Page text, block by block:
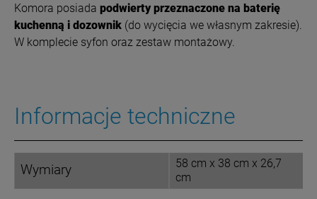
Komora posiada podwierty przeznaczone na baterię
kuchenną i dozownik (do wycięcia we własnym zakresie).
W komplecie syfon oraz zestaw montażowy.
Informacje techniczne
Wymiary
58 cm x 38 cm x 26,7
cm